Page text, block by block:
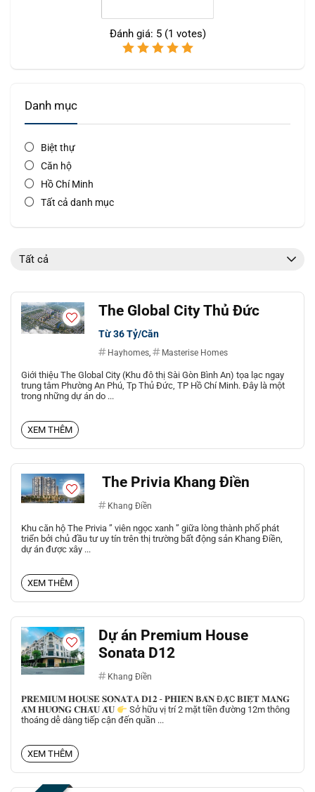
Đánh giá: 5 (1 votes)
Danh mục
Biệt thự
Căn hộ
Hồ Chí Minh
Tất cả danh mục
Tất cả
The Global City Thủ Đức
Từ 36 Tỷ/Căn
Hayhomes, Masterise Homes
Giới thiệu The Global City (Khu đô thị Sài Gòn Bình An) tọa lạc ngay
trung tâm Phường An Phú, Tp Thủ Đức, TP Hồ Chí Minh. Đây là một
trong những dự án do ...
XEM THÊM
The Privia Khang Điền
Khang Điền
Khu căn hộ The Privia ” viên ngọc xanh ” giữa lòng thành phố phát
triển bởi chủ đầu tư uy tín trên thị trường bất động sản Khang Điền,
dự án được xây ...
XEM THÊM
Dự án Premium House
Sonata D12
Khang Điền
𝐏𝐑𝐄𝐌𝐈𝐔𝐌 𝐇𝐎𝐔𝐒𝐄 𝐒𝐎𝐍𝐀𝐓𝐀 𝐃𝟏𝟐 - 𝐏𝐇𝐈𝐄̂𝐍 𝐁𝐀̉𝐍 Đ𝐀̣̆C 𝐁𝐈𝐄̣̂𝐓 𝐌𝐀𝐍𝐆
𝐀̂𝐌 𝐇𝐔̛𝐎̛̉𝐍𝐆 𝐂𝐇𝐀̂𝐔 𝐀̂𝐔
Sở hữu vị trí 2 mặt tiền đường 12m thông
thoáng dễ dàng tiếp cận đến quần ...
XEM THÊM